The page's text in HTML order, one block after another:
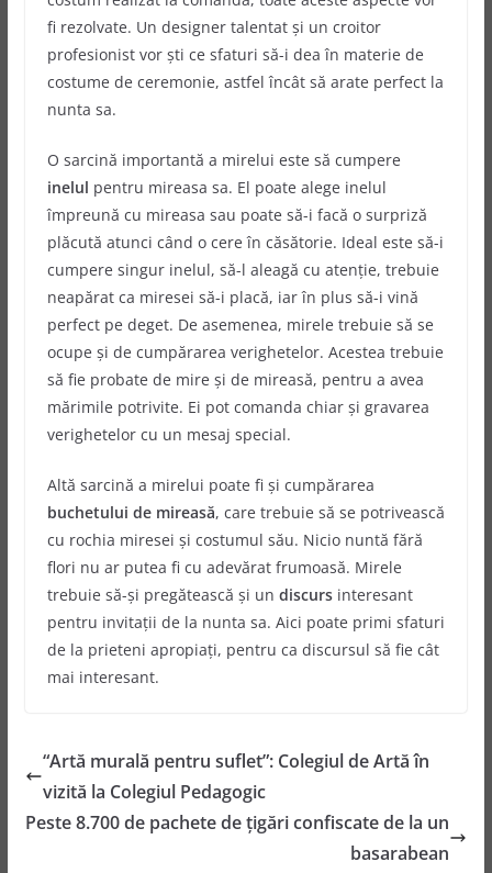
fi rezolvate. Un designer talentat și un croitor
profesionist vor ști ce sfaturi să-i dea în materie de
costume de ceremonie, astfel încât să arate perfect la
nunta sa.
O sarcină importantă a mirelui este să cumpere
inelul pentru mireasa sa. El poate alege inelul
împreună cu mireasa sau poate să-i facă o surpriză
plăcută atunci când o cere în căsătorie. Ideal este să-i
cumpere singur inelul, să-l aleagă cu atenție, trebuie
neapărat ca miresei să-i placă, iar în plus să-i vină
perfect pe deget. De asemenea, mirele trebuie să se
ocupe și de cumpărarea verighetelor. Acestea trebuie
să fie probate de mire și de mireasă, pentru a avea
mărimile potrivite. Ei pot comanda chiar și gravarea
verighetelor cu un mesaj special.
Altă sarcină a mirelui poate fi și cumpărarea
buchetului de mireasă, care trebuie să se potrivească
cu rochia miresei și costumul său. Nicio nuntă fără
flori nu ar putea fi cu adevărat frumoasă. Mirele
trebuie să-și pregătească și un discursinteresant
pentru invitații de la nunta sa. Aici poate primi sfaturi
de la prieteni apropiați, pentru ca discursul să fie cât
mai interesant.
“Artă murală pentru suflet”: Colegiul de Artă în
vizită la Colegiul Pedagogic
Peste 8.700 de pachete de ţigări confiscate de la un
basarabean